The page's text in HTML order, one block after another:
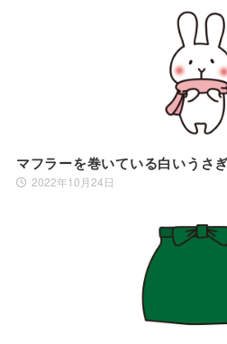
マフラーを巻いている白いうさぎ
2022年10月24日